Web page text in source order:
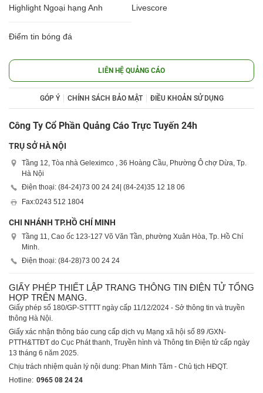
Highlight Ngoại hạng Anh Livescore
Điểm tin bóng đá
LIÊN HỆ QUẢNG CÁO
GÓP Ý CHÍNH SÁCH BẢO MẬT ĐIỀU KHOẢN SỬ DỤNG
Công Ty Cổ Phần Quảng Cáo Trực Tuyến 24h
TRỤ SỞ HÀ NỘI
Tầng 12, Tòa nhà Geleximco , 36 Hoàng Cầu, Phường Ô chợ Dừa, Tp.
Hà Nội
Điện thoại: (84-24)73 00 24 24| (84-24)35 12 18 06
Fax:0243 512 1804
CHI NHÁNH TP.HỒ CHÍ MINH
Tầng 11, Cao ốc 123-127 Võ Văn Tần, phường Xuân Hòa, Tp. Hồ Chí
Minh.
Điện thoại: (84-28)73 00 24 24
GIẤY PHÉP THIẾT LẬP TRANG THÔNG TIN ĐIỆN TỬ TỔNG
HỢP TRÊN MẠNG.
Giấy phép số 180/GP-STTTT ngày cấp 11/12/2024 - Sở thông tin và truyền
thông Hà Nội.
Giấy xác nhận thông báo cung cấp dịch vụ Mạng xã hội số 89 /GXN-
PTTH&TTĐT do Cục Phát thanh, Truyền hình và Thông tin Điện tử cấp ngày
13 tháng 6 năm 2025.
Chịu trách nhiệm quản lý nội dung: Phan Minh Tâm - Chủ tịch HĐQT.
Hotline: 0965 08 24 24